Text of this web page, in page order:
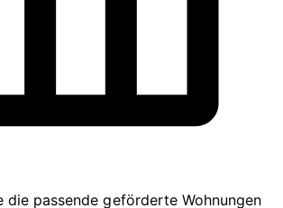
die passende geförderte Wohnungen